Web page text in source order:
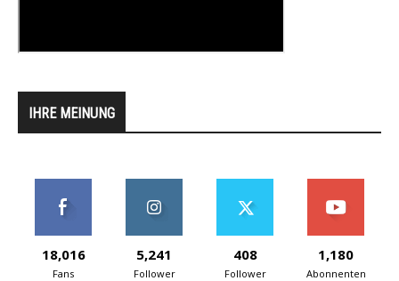
IHRE MEINUNG
18,016
Fans
5,241
Follower
408
Follower
1,180
Abonnenten